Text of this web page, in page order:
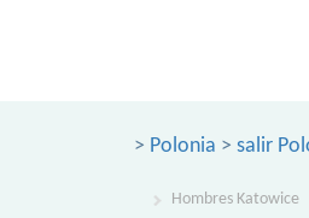
> Polonia > salir
Hombres Katowice